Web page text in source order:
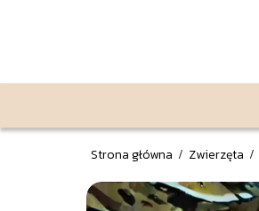
Strona główna / Zwierzęta /